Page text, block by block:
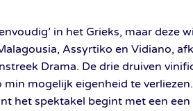
in het Grieks, maar deze
Assyrtiko en Vidiano,
Drama. De drie druiven
mogelijk eigenheid te verliezen.
het spektakel begint met een